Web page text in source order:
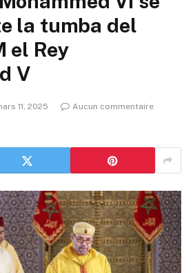
la tumba del
el Rey
V
11, 2025
Aucun commentaire